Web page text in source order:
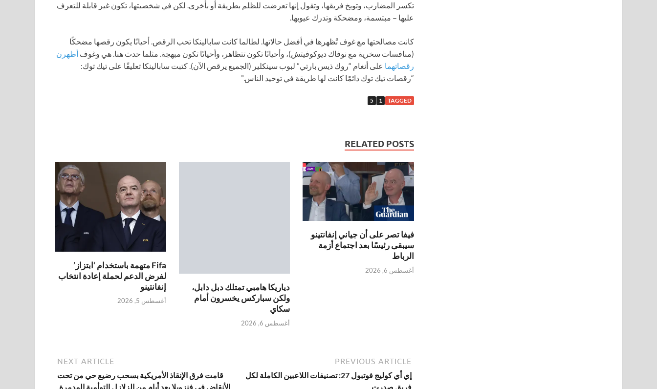
تكسر المضارب، وتوبخ فريقها، وتقول إنها تعرضت للظلم بطريقة أو بأخرى. لكن في شخصيتها، تكون غير قابلة للتعرف
عليها – مبتسمة، ومضحكة وتدرك عيوبها.
كانت مصالحتها مع غوف تُظهرها في أفضل حالاتها. لطالما كانت سابالينكا تحب الرقص. أحيانًا يكون رقصها مضحكًا
(منافسات سخرية مع نوفاك ديوكوفيتش)، وأحيانًا تكون تتظاهر، وأحيانًا تكون مبهجة. مثلما حدث هنا. هي وغوف أظهرن
رقصاتهما على أنغام “روك ذيس بارتي” لبوب سينكلير (الجميع يرقص الآن). كتبت سابالينكا تعليقًا على تيك توك:
“رقصات تيك توك دائمًا كانت لها طريقة في توحيد الناس.”
TAGGED
1
5
RELATED POSTS
فيفا تصر على أن جياني إنفانتينو
سيبقى رئيسًا بعد اجتماع أزمة
الرباط
أغسطس 6, 2026
دياريكا هامبي تمتلك دبل دابل،
ولكن سباركس يخسرون أمام
سكاي
أغسطس 6, 2026
Fifa متهمة باستخدام ‘ابتزاز’
لفرض الدعم لحملة إعادة انتخاب
إنفانتينو
أغسطس 5, 2026
PREVIOUS ARTICLE
إي أي كوليج فوتبول 27: تصنيفات اللاعبين الكاملة لكل
فريق صدرت
NEXT ARTICLE
قامت فرق الإنقاذ الأمريكية بسحب رضيع حي من تحت
الأنقاض في فنزويلا بعد أيام من الزلازل التوأمية المدمرة.